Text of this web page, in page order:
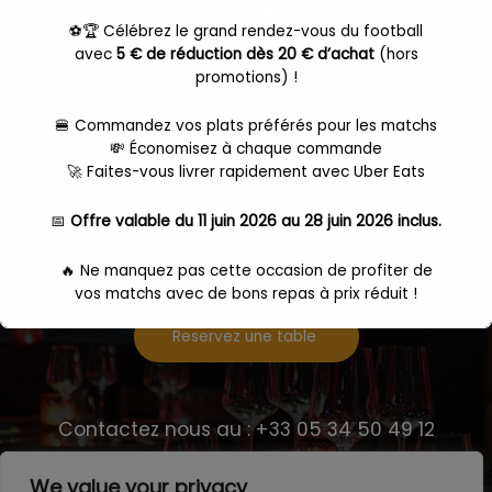
attendons.
Venez passez un moment hors du commun à un prix
qui ne dit pas son nom, des plats , Asiatique,
Reservez une table
Contactez nous au : +33 05 34 50 49 12
⚽🏆 Célébrez le grand rendez-vous du football
avec 5 € de réduction dès 20 € d’achat(hors
promotions) !
🍔 Commandez vos plats préférés pour les matchs
💸 Économisez à chaque commande
🚀 Faites-vous livrer rapidement avec Uber Eats
📅 Offre valable du 11 juin 2026 au 28 juin 2026 inclus.
🔥 Ne manquez pas cette occasion de profiter de
vos matchs avec de bons repas à prix réduit !
👉
Dépêchez-vous, l'offre expire le 28 juin 2026 à
23h59 !
Commandeici
Ceci fermera dans